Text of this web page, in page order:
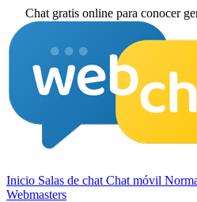
Chat gratis online para conocer
Inicio Salas de chat Chat móvil
Webmasters